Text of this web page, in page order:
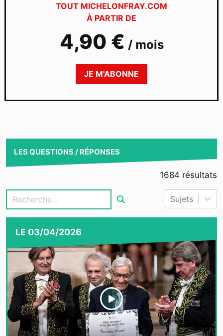
TOUT MICHELONFRAY.COM
À PARTIR DE
4,90 € / mois
JE M'ABONNE
LES QUESTIONS / RÉPONSES
1684 résultats
Sujets
LE 03/04/2026